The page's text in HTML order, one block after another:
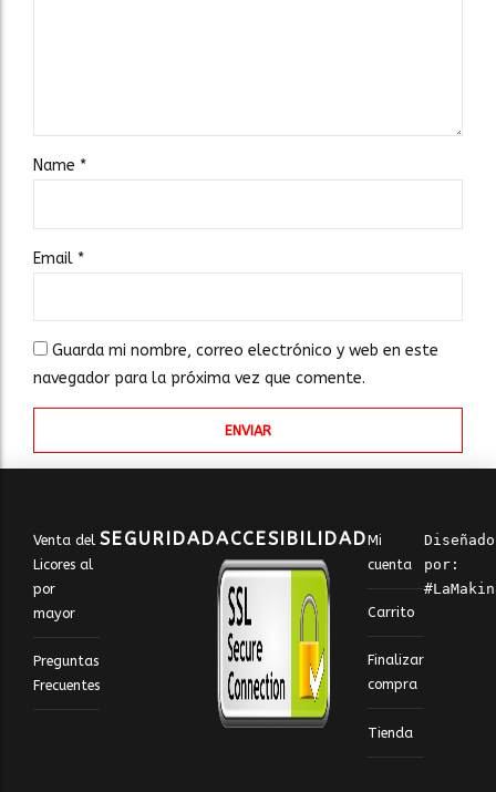
Name *
Email *
Guarda mi nombre, correo electrónico y web en este
navegador para la próxima vez que comente.
Venta del
Licores al
por
mayor
Preguntas
Frecuentes
SEGURIDADACCESIBILIDADMi
cuenta
Carrito
Finalizar
compra
Tienda
Diseñado
por: